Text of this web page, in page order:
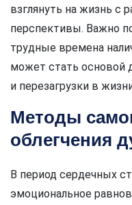
взглянуть на жизнь с
перспективы. Важно
трудные времена
может стать основой
и перезагрузки в
Методы
облегчения
В период сердечных
эмоциональное